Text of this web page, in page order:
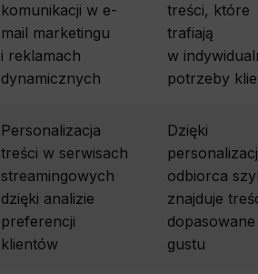
komunikacji w e-
mail marketingu
i reklamach
dynamicznych
treści, które
trafiają
w
potrzeby
Personalizacja
treści w serwisach
streamingowych
dzięki analizie
preferencji
klientów
Dzięki
odbiorca
znajduje
gustu